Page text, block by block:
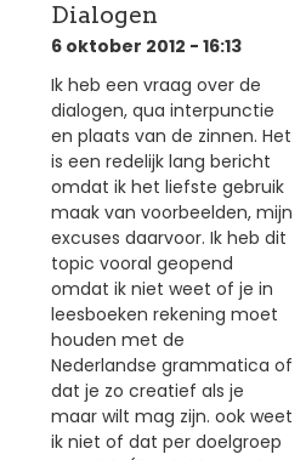
Dialogen
6 oktober 2012 - 16:13
Ik heb een vraag over de
dialogen, qua interpunctie
en plaats van de zinnen. Het
is een redelijk lang bericht
omdat ik het liefste gebruik
maak van voorbeelden, mijn
excuses daarvoor. Ik heb dit
topic vooral geopend
omdat ik niet weet of je in
leesboeken rekening moet
houden met de
Nederlandse grammatica of
dat je zo creatief als je
maar wilt mag zijn. ook weet
ik niet of dat per doelgroep